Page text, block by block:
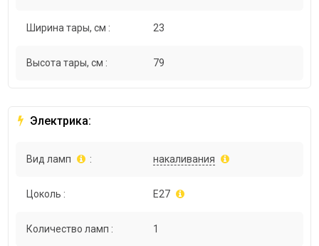
Ширина тары, см : 23
Высота тары, см : 79
Электрика:
Вид ламп : накаливания
Цоколь : E27
Количество ламп : 1